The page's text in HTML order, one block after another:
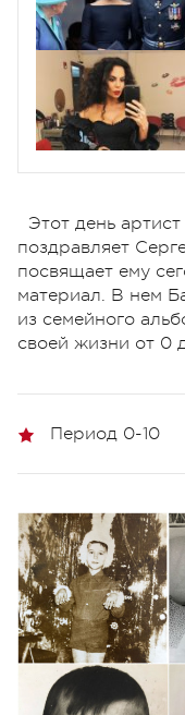
Этот день
поздравляет
посвящает ему
материал. В нем
из семейного
своей жизни от 0
Период 0-10